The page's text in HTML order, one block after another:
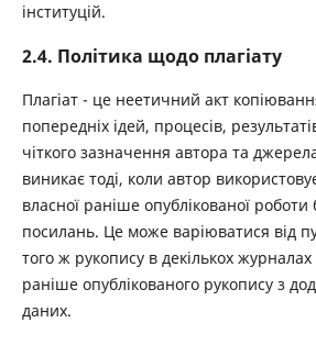
інституцій.
2.4. Політика щодо плагіату
Плагіат - це неетичний акт
попередніх ідей, процесів,
чіткого зазначення автора та
виникає тоді, коли автор
власної раніше опублікованої роботи
посилань. Це може варіюватися від
того ж рукопису в декількох журналах
раніше опублікованого рукопису з
даних.